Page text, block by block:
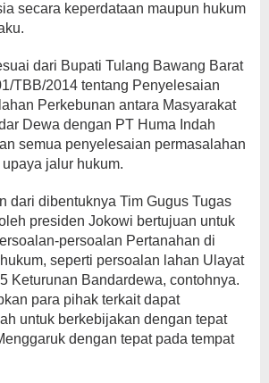
secara keperdataan maupun hukum
dari Bupati Tulang Bawang Barat
TBB/2014 tentang Penyelesaian
Perkebunan antara Masyarakat
Dewa dengan PT Huma Indah
semua penyelesaian permasalahan
jalur hukum.
dari dibentuknya Tim Gugus Tugas
presiden Jokowi bertujuan untuk
persoalan Pertanahan di
seperti persoalan lahan Ulayat
Keturunan Bandardewa, contohnya.
para pihak terkait dapat
untuk berkebijakan dengan tepat
dengan tepat pada tempat